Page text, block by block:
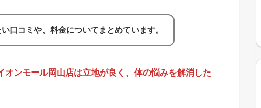
口コミや、料金についてまとめています。
ンモール岡山店は立地が良く、体の悩みを解消した